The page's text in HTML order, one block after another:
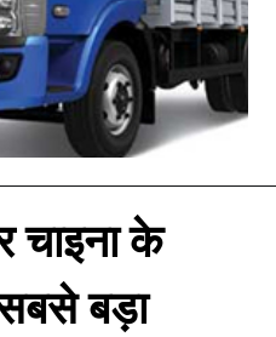
चाइना के
सबसे बड़ा